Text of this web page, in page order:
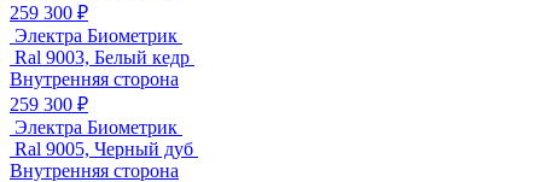
259 300 ₽
Электра Биометрик
Ral 9003, Белый кедр
Внутренняя сторона
259 300 ₽
Электра Биометрик
Ral 9005, Черный дуб
Внутренняя сторона